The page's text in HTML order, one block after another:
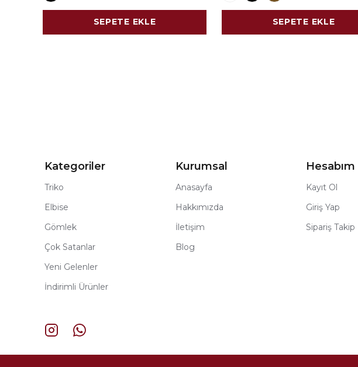
SEPETE EKLE SEPETE EKLE
Kategoriler
Triko
Elbise
Gömlek
Çok Satanlar
Yeni Gelenler
İndirimli Ürünler
Kurumsal
Anasayfa
Hakkımızda
İletişim
Blog
Hesabım
Kayıt Ol
Giriş Yap
Sipariş Takip